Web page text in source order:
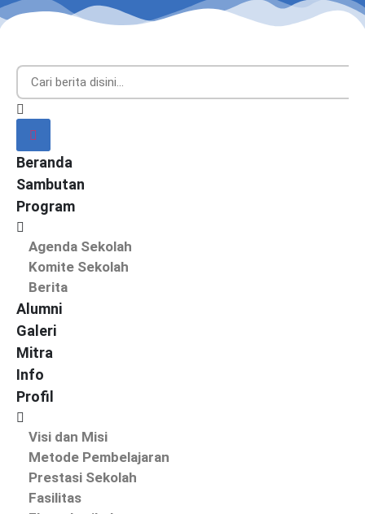
Beranda
Sambutan
Program
Agenda Sekolah
Komite Sekolah
Berita
Alumni
Galeri
Mitra
Info
Profil
Visi dan Misi
Metode Pembelajaran
Prestasi Sekolah
Fasilitas